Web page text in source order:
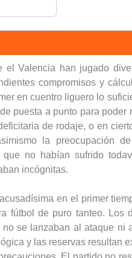
el Valencia han jugado
compromisos y
en cuentro liguero lo
puesta a punto para
de rodaje, o en
la preocupación
que no habían sufrido
incógnitas.
en el primer
fútbol de puro tanteo. Los
se lanzaban al ataque ni
y las reservas resultan